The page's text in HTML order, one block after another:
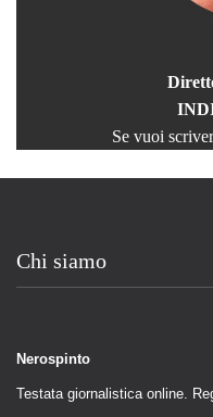
Se vuoi
Chi siamo
Nerospinto
Testata giornalistica online.